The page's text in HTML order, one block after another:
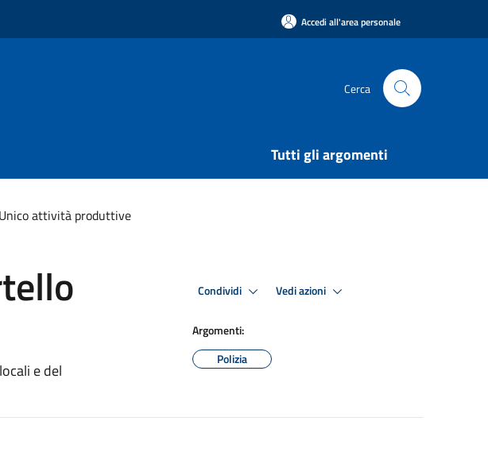
Accedi all'area personale
Cerca
Tutti gli argomenti
attività produttive
e del
Condividi Vedi azioni
Argomenti:
Polizia